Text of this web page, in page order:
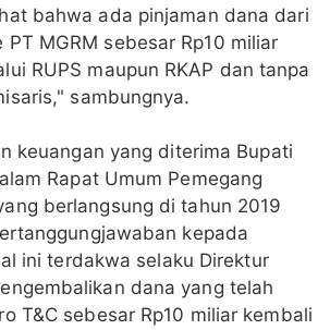
bahwa ada pinjaman dana dari
PT MGRM sebesar Rp10 miliar
RUPS maupun RKAP dan tanpa
sambungnya.
keuangan yang diterima Bupati
Rapat Umum Pemegang
berlangsung di tahun 2019
kepada
ini terdakwa selaku Direktur
dana yang telah
T&C sebesar Rp10 miliar kembali